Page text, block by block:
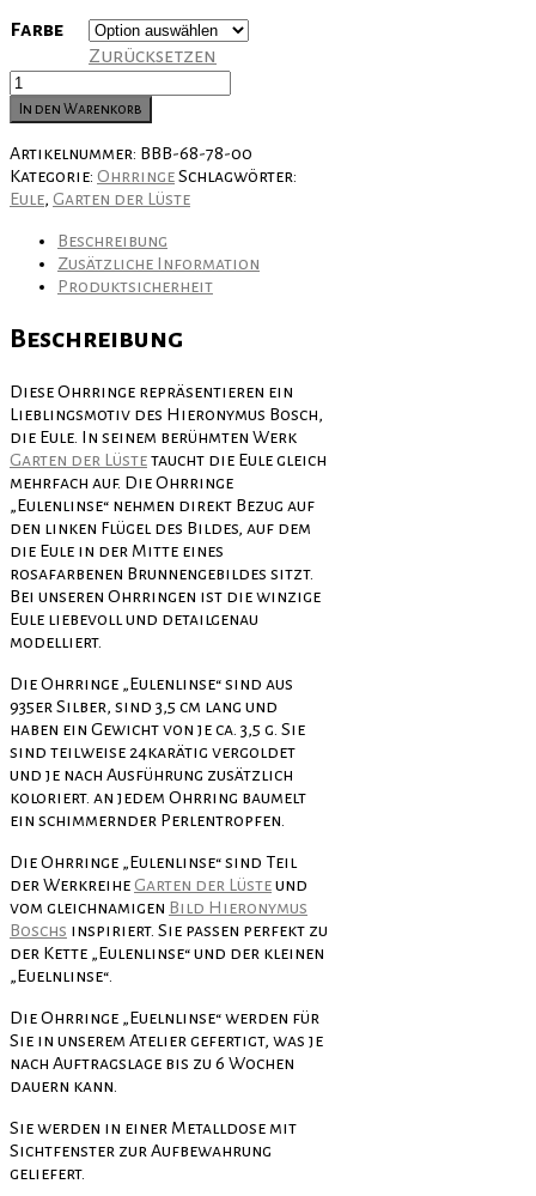
Farbe
Zurücksetzen
Ohrringe
"Eulenlinse"
Menge
In den Warenkorb
Artikelnummer: BBB-68-78-00
Kategorie: OhrringeSchlagwörter:
Eule, Garten der Lüste
Beschreibung
Zusätzliche Information
Produktsicherheit
Beschreibung
Diese Ohrringe repräsentieren ein
Lieblingsmotiv des Hieronymus Bosch,
die Eule. In seinem berühmten Werk
Garten der Lüstetaucht die Eule gleich
mehrfach auf. Die Ohrringe
„Eulenlinse“ nehmen direkt Bezug auf
den linken Flügel des Bildes, auf dem
die Eule in der Mitte eines
rosafarbenen Brunnengebildes sitzt.
Bei unseren Ohrringen ist die winzige
Eule liebevoll und detailgenau
modelliert.
Die Ohrringe „Eulenlinse“ sind aus
935er Silber, sind 3,5 cm lang und
haben ein Gewicht von je ca. 3,5 g. Sie
sind teilweise 24karätig vergoldet
und je nach Ausführung zusätzlich
koloriert. an jedem Ohrring baumelt
ein schimmernder Perlentropfen.
Die Ohrringe „Eulenlinse“ sind Teil
der WerkreiheGarten der Lüsteund
vom gleichnamigen Bild Hieronymus
Boschs inspiriert. Sie passen perfekt zu
der Kette „Eulenlinse“ und der kleinen
„Euelnlinse“.
Die Ohrringe „Euelnlinse“ werden für
Sie in unserem Atelier gefertigt, was je
nach Auftragslage bis zu 6 Wochen
dauern kann.
Sie werden in einer Metalldose mit
Sichtfenster zur Aufbewahrung
geliefert.